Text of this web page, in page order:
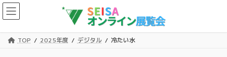
コ
ン
ン
ナ
ビ
ー
TOP 2025年度 デジタル 冷たい水